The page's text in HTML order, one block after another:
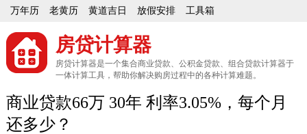
万年历 老黄历 黄道吉日 放假安排 工具箱
房贷计算器
房贷计算器是一个集合商业贷款、公积金贷款、组合贷款计算器于
一体计算工具，帮助你解决购房过程中的各种计算难题。
商业贷款66万 30年 利率3.05%，每个月
还多少？